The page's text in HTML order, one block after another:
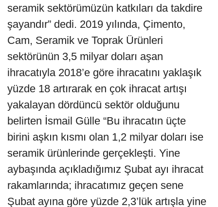
seramik sektörümüzün katkıları da takdire
şayandır” dedi. 2019 yılında, Çimento,
Cam, Seramik ve Toprak Ürünleri
sektörünün 3,5 milyar doları aşan
ihracatıyla 2018’e göre ihracatını yaklaşık
yüzde 18 artırarak en çok ihracat artışı
yakalayan dördüncü sektör olduğunu
belirten İsmail Gülle “Bu ihracatın üçte
birini aşkın kısmı olan 1,2 milyar doları ise
seramik ürünlerinde gerçekleşti. Yine
aybaşında açıkladığımız Şubat ayı ihracat
rakamlarında; ihracatımız geçen sene
Şubat ayına göre yüzde 2,3’lük artışla yine